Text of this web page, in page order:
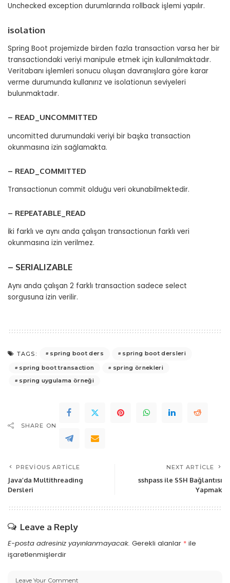
Unchecked exception durumlarında rollback işlemi yapılır.
isolation
Spring Boot projemizde birden fazla transaction varsa her bir
transactiondaki veriyi manipule etmek için kullanılmaktadır.
Veritabanı işlemleri sonucu oluşan davranışlara göre karar
verme durumunda kullanırız ve isolationun seviyeleri
bulunmaktadır.
– READ_UNCOMMITTED
uncomitted durumundaki veriyi bir başka transaction
okunmasına izin sağlamakta.
– READ_COMMITTED
Transactionun commit olduğu veri okunabilmektedir.
– REPEATABLE_READ
İki farklı ve aynı anda çalışan transactionun farklı veri
okunmasına izin verilmez.
– SERIALIZABLE
Aynı anda çalışan 2 farklı transaction sadece select
sorgusuna izin verilir.
TAGS: spring boot ders
spring boot dersleri
spring boot transaction
spring örnekleri
spring uygulama örneği
SHARE ON
PREVIOUS ARTICLE
Java’da Multithreading
Dersleri
NEXT ARTICLE
sshpass ile SSH Bağlantısı
Yapmak
Leave a Reply
E-posta adresiniz yayınlanmayacak. Gerekli alanlar * ile
işaretlenmişlerdir